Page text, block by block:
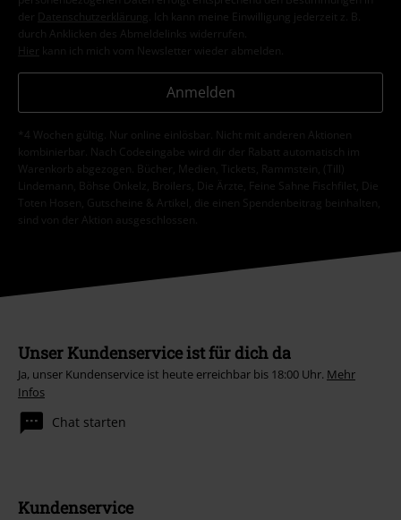
der
Datenschutzerklärung
. Ich kann meine Einwilligung jederzeit z. B.
durch Anklicken des Abmeldelinks widerrufen.
Hier kann ich mich vom Newsletter wieder abmelden.
Anmelden
*4 Wochen gültig. Nur online einlösbar. Nicht mit anderen Aktionen
kombinierbar. Nach Codeeingabe wird dir der Rabatt automatisch im
Warenkorb abgezogen. Bücher, Medien, Tickets, Rammstein, (Till)
Lindemann, Böhse Onkelz, Broilers, Die Ärzte, Feine Sahne Fischfilet, Die
Toten Hosen, Gutscheine & Artikel, die einen Spendenbeitrag beinhalten,
sind von der Aktion ausgeschlossen.
Unser Kundenservice ist für dich da
Ja, unser Kundenservice ist heute erreichbar bis 18:00 Uhr. Mehr
Infos
Chat starten
Kundenservice